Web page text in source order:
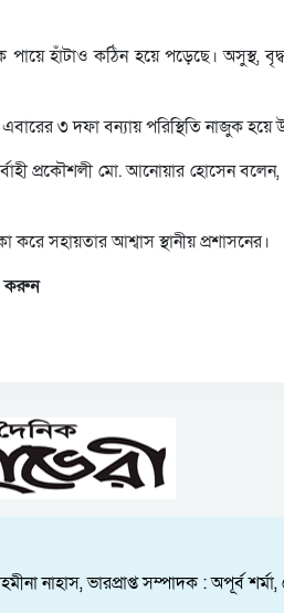
হাঁটাও কঠিন হয়ে পড়েছে। অসুস্থ,
৩ দফা বন্যায় পরিস্থিতি নাজুক হয়ে
প্রকৌশলী মো. আনোয়ার হোসেন বলেন,
করে সহায়তার আশ্বাস স্থানীয় প্রশাসনের।
করুন
নাহাস, ভারপ্রাপ্ত সম্পাদক : অপূর্ব